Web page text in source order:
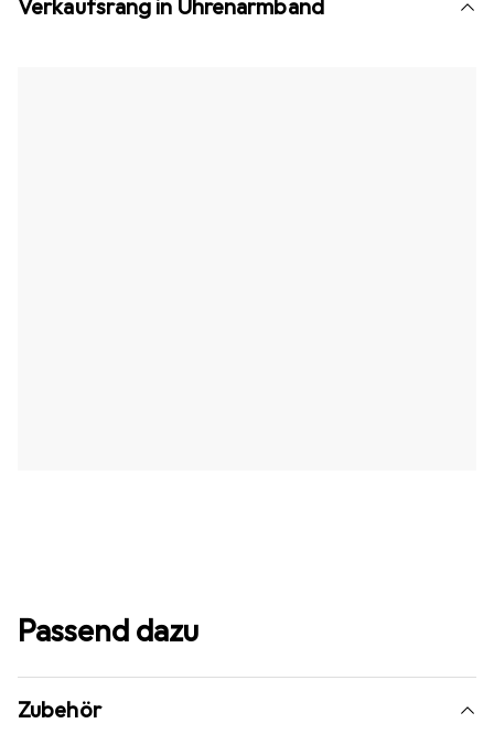
Verkaufsrang in Uhrenarmband
Passend dazu
Zubehör